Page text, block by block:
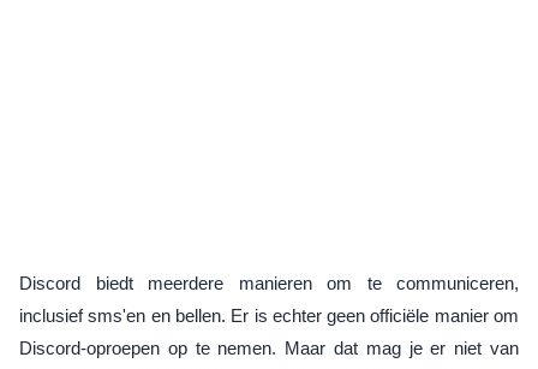
Discord biedt meerdere manieren om te communiceren,
inclusief sms'en en bellen. Er is echter geen officiële manier om
Discord-oproepen op te nemen. Maar dat mag je er niet van